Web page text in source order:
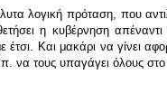
λογική πρόταση, που
η κυβέρνηση
έτσι. Και μακάρι να γίνει
να τους υπαγάγει όλους στο